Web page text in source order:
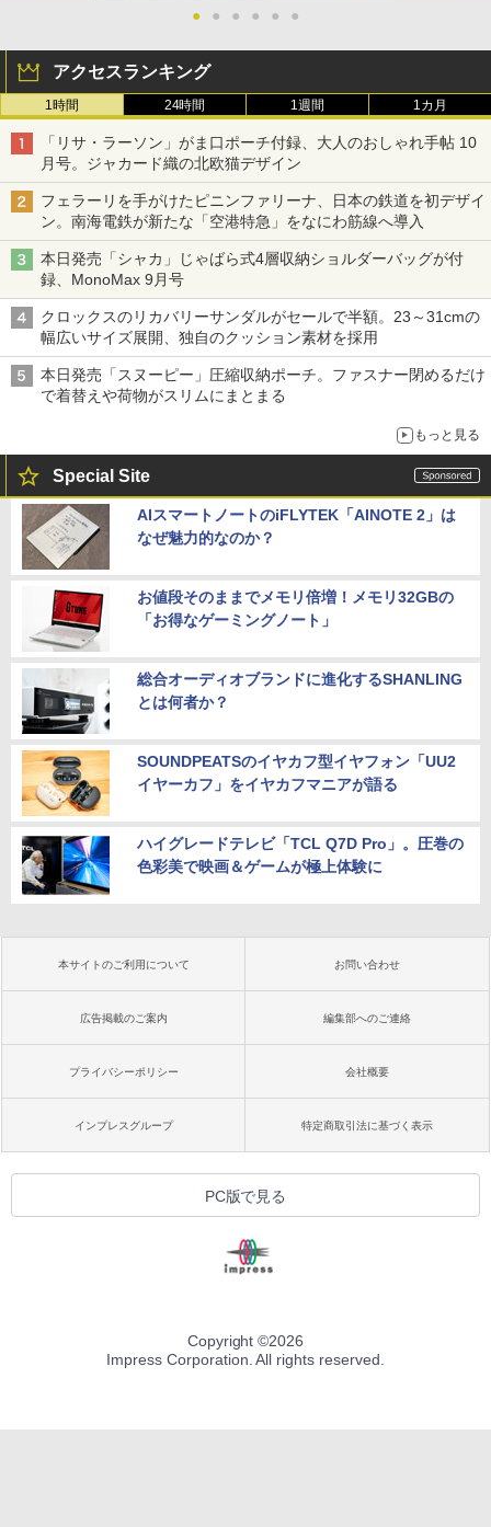
● ● ● ● ● ●
アクセスランキング
1時間 24時間 1週間 1カ月
「リサ・ラーソン」がま口ポーチ付録、大人のおしゃれ手帖 10
月号。ジャカード織の北欧猫デザイン
フェラーリを手がけたピニンファリーナ、日本の鉄道を初デザイ
ン。南海電鉄が新たな「空港特急」をなにわ筋線へ導入
本日発売「シャカ」じゃばら式4層収納ショルダーバッグが付
録、MonoMax 9月号
クロックスのリカバリーサンダルがセールで半額。23～31cmの
幅広いサイズ展開、独自のクッション素材を採用
本日発売「スヌーピー」圧縮収納ポーチ。ファスナー閉めるだけ
で着替えや荷物がスリムにまとまる
もっと見る
Special Site
AIスマートノートのiFLYTEK「AINOTE 2」は
なぜ魅力的なのか？
お値段そのままでメモリ倍増！メモリ32GBの
「お得なゲーミングノート」
総合オーディオブランドに進化するSHANLING
とは何者か？
SOUNDPEATSのイヤカフ型イヤフォン「UU2
イヤーカフ」をイヤカフマニアが語る
ハイグレードテレビ「TCL Q7D Pro」。圧巻の
色彩美で映画＆ゲームが極上体験に
本サイトのご利用について お問い合わせ
広告掲載のご案内 編集部へのご連絡
プライバシーポリシー 会社概要
インプレスグループ 特定商取引法に基づく表示
PC版で見る
Copyright ©2026
Impress Corporation. All rights reserved.